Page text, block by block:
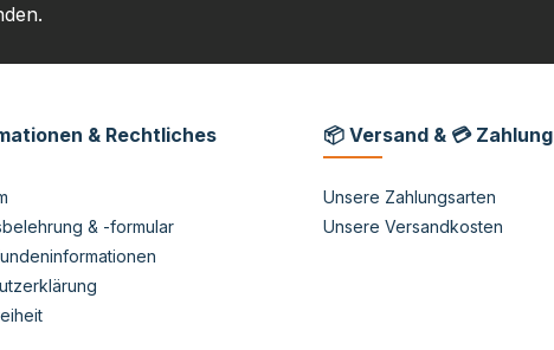
& Rechtliches
& -formular
📦 Versand & 💳 Zahlung
Unsere Zahlungsarten
Unsere Versandkosten